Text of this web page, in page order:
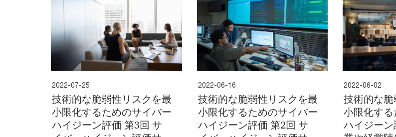
2022-07-25
技術的な脆弱性リスクを最
小限化するためのサイバー
ハイジーン評価 第3回 サ
2022-06-16
技術的な脆弱性リスクを最
小限化するためのサイバー
ハイジーン評価 第2回 サ
2022-06-02
技術的な
小限化す
ハイジー